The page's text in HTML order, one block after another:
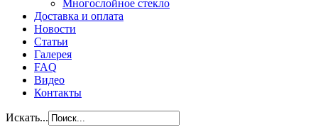
Многослойное стекло
Доставка и оплата
Новости
Статьи
Галерея
FAQ
Видео
Контакты
Искать...